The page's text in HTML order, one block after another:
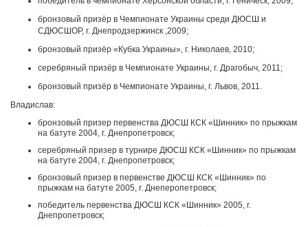
бронзовый призёр в Чемпионате Украины среди ДЮСШ и
СДЮСШОР, г. Днепродзержинск ,2009;
бронзовый призёр «Кубка Украины», г. Николаев, 2010;
серебряный призёр в Чемпионате Украины, г. Драгобыч, 2011;
бронзовый призёр в Чемпионате Украины, г. Львов, 2011.
Владислав:
бронзовый призер первенства ДЮСШ КСК «Шинник» по прыжкам
на батуте 2004, г. Днепропетровск;
серебряный призер в турнире ДЮСШ КСК «Шинник» по прыжкам
на батуте 2004, г. Днепропетровск;
бронзовый призер в первенстве ДЮСШ КСК «Шинник» по
прыжкам на батуте 2005, г. Днеперопетровск;
победитель первенства ДЮСШ КСК «Шинник» 2005, г.
Днепропетровск;